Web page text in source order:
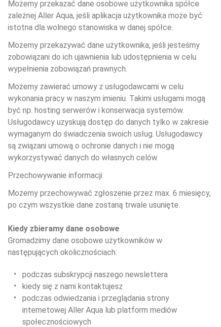
Możemy przekazać dane osobowe użytkownika spółce
zależnej Aller Aqua, jeśli aplikacja użytkownika może być
istotna dla wolnego stanowiska w danej spółce.
Możemy przekazywać dane użytkownika, jeśli jesteśmy
zobowiązani do ich ujawnienia lub udostępnienia w celu
wypełnienia zobowiązań prawnych.
Możemy zawierać umowy z usługodawcami w celu
wykonania pracy w naszym imieniu. Takimi usługami mogą
być np. hosting serwerów i konserwacja systemów.
Usługodawcy uzyskują dostęp do danych tylko w zakresie
wymaganym do świadczenia swoich usług. Usługodawcy
są związani umową o ochronie danych i nie mogą
wykorzystywać danych do własnych celów.
Przechowywanie informacji:
Możemy przechowywać zgłoszenie przez max. 6 miesięcy,
po czym wszystkie dane zostaną trwale usunięte.
Kiedy zbieramy dane osobowe
Gromadzimy dane osobowe użytkowników w
następujących okolicznościach:
podczas subskrypcji naszego newslettera
kiedy się z nami kontaktujesz
podczas odwiedzania i przeglądania strony
internetowej Aller Aqua lub platform mediów
społecznościowych